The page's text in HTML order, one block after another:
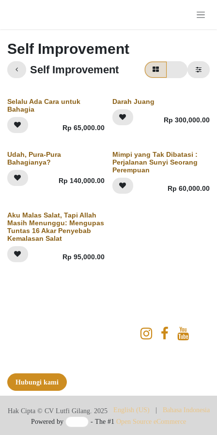
Self Improvement
Self Improvement
Selalu Ada Cara untuk
Bahagia
Rp 65,000.00
Darah Juang
Rp300,000.00
Udah, Pura-Pura
Bahagianya?
Rp 140,000.00
Mimpi yang Tak Dibatasi :
Perjalanan Sunyi Seorang
Perempuan
Rp 60,000.00
Aku Malas Salat, Tapi Allah
Masih Menunggu: Mengupas
Tuntas 16 Akar Penyebab
Kemalasan Salat
Rp 95,000.00
Hubungi kami
Hak Cipta © CV Lutfi Gilang. 2025
English (US)
|
Bahasa Indonesia